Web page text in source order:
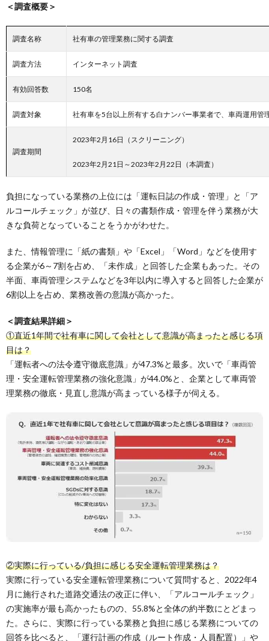
＜調査概要＞
調査名称 社有車の管理業務に関する調査
調査方法 インターネット調査
有効回答数 150名
調査対象 社有車を5台以上所有する白ナンバー事業者で、車両運用管
調査期間
2023年2月16日（スクリーニング）
2023年2月21日～2023年2月22日（本調査）
負担になっている業務の上位には「運転日誌の作成・管理」と「ア
ルコールチェック」が並び、日々の書類作成・管理を伴う業務が大
きな負荷となっていることをうかがわせた。
また、情報管理に「紙の書類」や「Excel」「Word」などを使用す
る企業が6～7割を占め、「未作成」と回答した企業もあった。その
半面、車両管理システムなどを3年以内に導入すると回答した企業が
6割以上を占め、業務改善の意識が高かった。
＜調査結果詳細＞
①直近1年間で社有車に関して会社として意識が高まったと感じる項
目は？
「運転者への法令遵守徹底意識」が47.3%と最多。次いで「車両管
理・安全運転管理業務の強化意識」が44.0%と、企業として車両管
理業務の徹底・見直し意識が高まっている様子が伺える。
②実際に行っている/負担に感じる安全運転管理業務は？
実際に行っている安全運転管理業務について質問すると、2022年4
月に施行された道路交通法の改正に伴い、「アルコールチェック」
の実施率が最も高かったものの、55.8%と全体の約半数にとどまっ
た。さらに、実際に行っている業務と負担に感じる業務についての
回答を比べると、「運行計画の作成（ルート作成・人員配置）」や